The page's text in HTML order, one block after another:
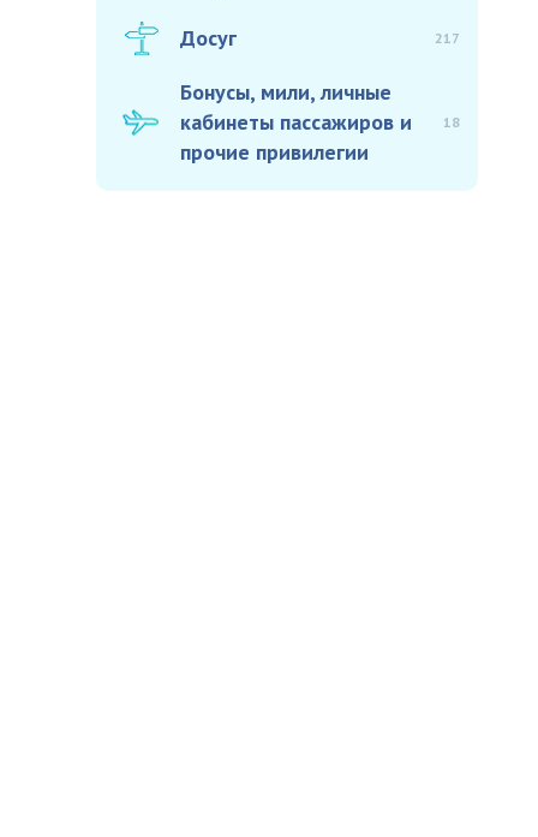
Досуг 217
Бонусы, мили, личные
кабинеты пассажиров и
прочие привилегии
18